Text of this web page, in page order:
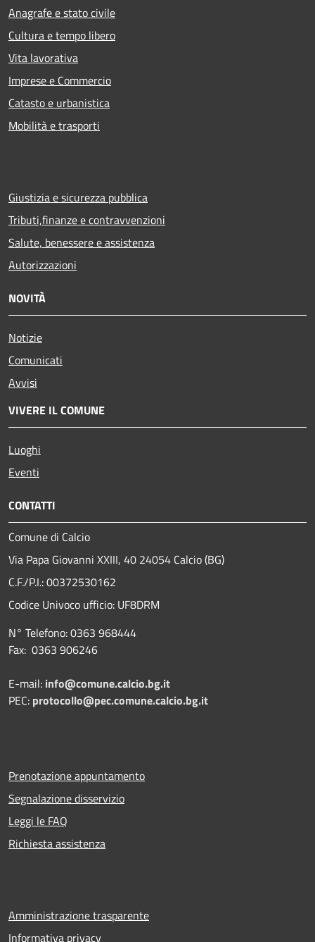
Anagrafe e stato civile
Cultura e tempo libero
Vita lavorativa
Imprese e Commercio
Catasto e urbanistica
Mobilità e trasporti
Giustizia e sicurezza pubblica
Tributi,finanze e contravvenzioni
Salute, benessere e assistenza
Autorizzazioni
NOVITÀ
Notizie
Comunicati
Avvisi
VIVERE IL COMUNE
Luoghi
Eventi
CONTATTI
Comune di Calcio
Via Papa Giovanni XXIII, 40 24054 Calcio (BG)
C.F./P.I.: 00372530162
Codice Univoco ufficio: UF8DRM
N° Telefono: 0363 968444
Fax: 0363 906246
E-mail: info@comune.calcio.bg.it
PEC: protocollo@pec.comune.calcio.bg.it
Prenotazione appuntamento
Segnalazione disservizio
Leggi le FAQ
Richiesta assistenza
Amministrazione trasparente
Informativa privacy